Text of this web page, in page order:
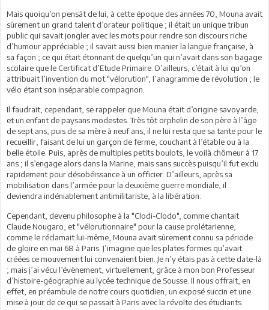
Mais quoiqu’on pensât de lui, à cette époque des années 70, Mouna avait
sûrement un grand talent d’orateur politique ; il était un unique tribun
public qui savait jongler avec les mots pour rendre son discours riche
d’humour appréciable ; il savait aussi bien manier la langue française, à
sa façon ; ce qui était étonnant de quelqu’un qui n’avait dans son bagage
scolaire que le Certificat d’Etude Primaire. D’ailleurs, c’était à lui qu’on
attribuait l’invention du mot "vélorution", l’anagramme de révolution ; le
vélo étant son inséparable compagnon.
Il faudrait, cependant, se rappeler que Mouna était d’origine savoyarde,
et un enfant de paysans modestes. Très tôt orphelin de son père à l’âge
de sept ans, puis de sa mère à neuf ans, il ne lui resta que sa tante pour le
recueillir, faisant de lui un garçon de ferme, couchant à l’étable ou à la
belle étoile. Puis, après de multiples petits boulots, le voilà chômeur à 17
ans ; il s’engage alors dans la Marine, mais sans succès puisqu’il fut exclu
rapidement pour désobéissance à un officier. D’ailleurs, après sa
mobilisation dans l’armée pour la deuxième guerre mondiale, il
deviendra indéniablement antimilitariste, à la libération.
Cependant, devenu philosophe à la "Clodi-Clodo", comme chantait
Claude Nougaro, et "vélorutionnaire" pour la cause prolétarienne,
comme le réclamait lui-même, Mouna avait sûrement connu sa période
de gloire en mai 68 à Paris. J’imagine que les plates formes qu’avait
créées ce mouvement lui convenaient bien. Je n’y étais pas à cette date-là
; mais j’ai vécu l’évènement, virtuellement, grâce à mon bon Professeur
d’histoire-géographie au lycée technique de Sousse. Il nous offrait, en
effet, en préambule de notre cours quotidien, un exposé succin et une
mise à jour de ce qui se passait à Paris avec la révolte des étudiants.